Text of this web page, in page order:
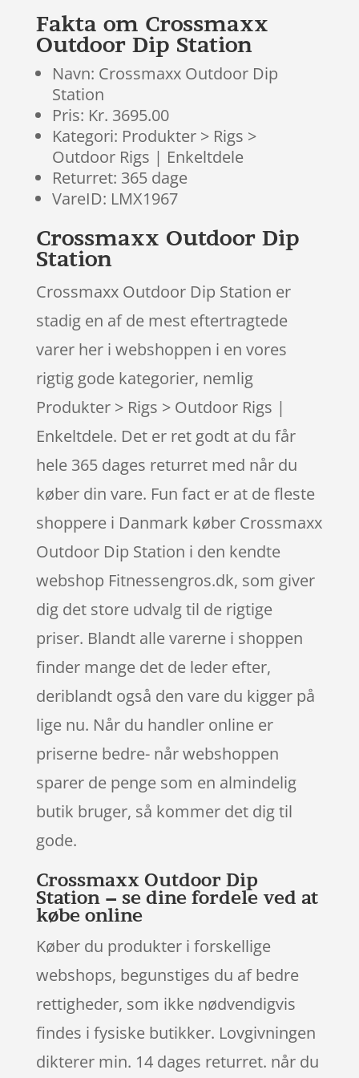
ømmels
er
Fakta om Crossmaxx
Outdoor Dip Station
Navn: Crossmaxx Outdoor Dip
Station
Pris: Kr. 3695.00
Kategori: Produkter > Rigs >
Outdoor Rigs | Enkeltdele
Returret: 365 dage
VareID: LMX1967
Crossmaxx Outdoor Dip
Station
Crossmaxx Outdoor Dip Station er
stadig en af de mest eftertragtede
varer her i webshoppen i en vores
rigtig gode kategorier, nemlig
Produkter > Rigs > Outdoor Rigs |
Enkeltdele. Det er ret godt at du får
hele 365 dages returret med når du
køber din vare. Fun fact er at de fleste
shoppere i Danmark køber Crossmaxx
Outdoor Dip Station i den kendte
webshop Fitnessengros.dk, som giver
dig det store udvalg til de rigtige
priser. Blandt alle varerne i shoppen
finder mange det de leder efter,
deriblandt også den vare du kigger på
lige nu. Når du handler online er
priserne bedre- når webshoppen
sparer de penge som en almindelig
butik bruger, så kommer det dig til
gode.
Crossmaxx Outdoor Dip
Station – se dine fordele ved at
købe online
Køber du produkter i forskellige
webshops, begunstiges du af bedre
rettigheder, som ikke nødvendigvis
findes i fysiske butikker. Lovgivningen
dikterer min. 14 dages returret. når du